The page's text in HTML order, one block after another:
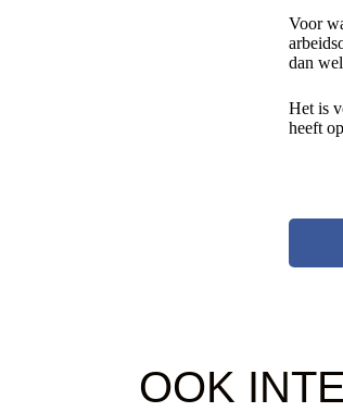
Voor
dan
Het is
heeft
OOK